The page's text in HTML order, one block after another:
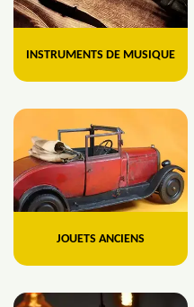
INSTRUMENTS DE MUSIQUE
JOUETS ANCIENS